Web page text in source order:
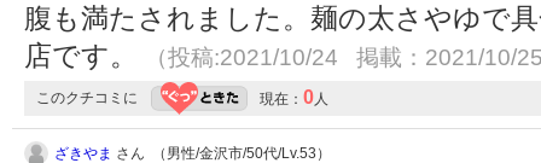
腹も満たされました。麺の太さやゆで
店です。
（投稿:2021/10/24 掲載：2021/10/
このクチコミに 現在： 0 人
ざきやま さん （男性/金沢市/50代/Lv.53）